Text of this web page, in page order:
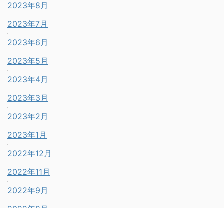
2023年8月
2023年7月
2023年6月
2023年5月
2023年4月
2023年3月
2023年2月
2023年1月
2022年12月
2022年11月
2022年9月